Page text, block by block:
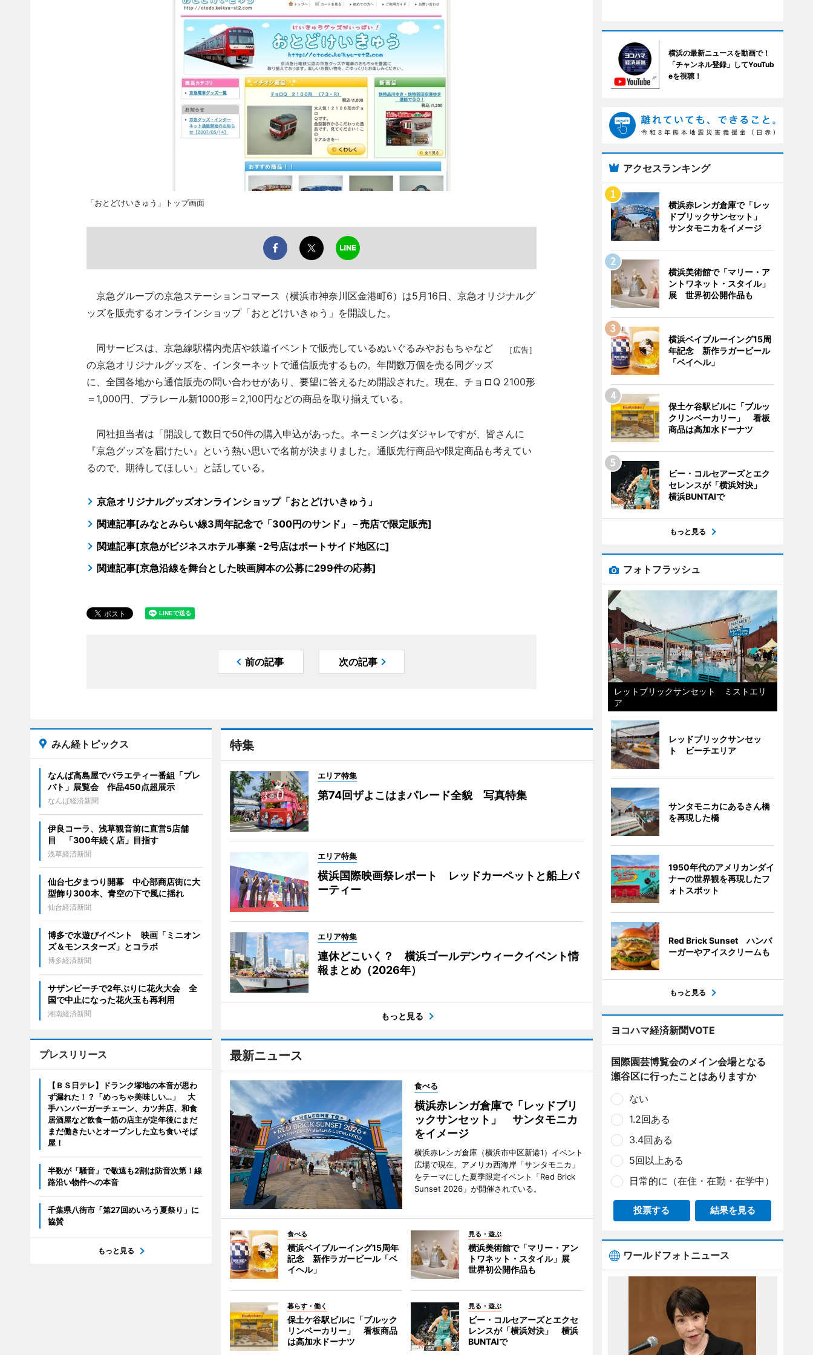
「おとどけいきゅう」トップ画面
京急グループの京急ステーションコマース（横浜市神奈川区金港町6）は5月16日、京急オリジナルグ
ッズを販売するオンラインショップ「おとどけいきゅう」を開設した。
［広告］
同サービスは、京急線駅構内売店や鉄道イベントで販売しているぬいぐるみやおもちゃなど
の京急オリジナルグッズを、インターネットで通信販売するもの。年間数万個を売る同グッズ
に、全国各地から通信販売の問い合わせがあり、要望に答えるため開設された。現在、チョロQ 2100形
＝1,000円、プラレール新1000形＝2,100円などの商品を取り揃えている。
同社担当者は「開設して数日で50件の購入申込があった。ネーミングはダジャレですが、皆さんに
『京急グッズを届けたい』という熱い思いで名前が決まりました。通販先行商品や限定商品も考えてい
るので、期待してほしい」と話している。
京急オリジナルグッズオンラインショップ「おとどけいきゅう」
関連記事[みなとみらい線3周年記念で「300円のサンド」－売店で限定販売]
関連記事[京急がビジネスホテル事業 -2号店はポートサイド地区に]
関連記事[京急沿線を舞台とした映画脚本の公募に299件の応募]
前の記事 次の記事
特集
エリア特集
第74回ザよこはまパレード全貌 写真特集
エリア特集
横浜国際映画祭レポート レッドカーペットと船上パ
ーティー
エリア特集
連休どこいく？ 横浜ゴールデンウィークイベント情
報まとめ（2026年）
もっと見る
最新ニュース
食べる
横浜赤レンガ倉庫で「レッドブリ
ックサンセット」 サンタモニカ
をイメージ
横浜赤レンガ倉庫（横浜市中区新港1）イベント
広場で現在、アメリカ西海岸「サンタモニカ」
をテーマにした夏季限定イベント「Red Brick
Sunset 2026」が開催されている。
食べる
横浜ベイブルーイング15周年
記念 新作ラガービール「ベ
イヘル」
見る・遊ぶ
横浜美術館で「マリー・アン
トワネット・スタイル」展
世界初公開作品も
暮らす・働く
保土ケ谷駅ビルに「ブルック
リンベーカリー」 看板商品
は高加水ドーナツ
見る・遊ぶ
ビー・コルセアーズとエクセ
レンスが「横浜対決」 横浜
BUNTAIで
みん経トピックス
なんば高島屋でバラエティー番組「プレ
バト」展覧会 作品450点超展示
なんば経済新聞
伊良コーラ、浅草観音前に直営5店舗
目 「300年続く店」目指す
浅草経済新聞
仙台七夕まつり開幕 中心部商店街に大
型飾り300本、青空の下で風に揺れ
仙台経済新聞
博多で水遊びイベント 映画「ミニオン
ズ＆モンスターズ」とコラボ
博多経済新聞
サザンビーチで2年ぶりに花火大会 全
国で中止になった花火玉も再利用
湘南経済新聞
プレスリリース
【ＢＳ日テレ】ドランク塚地の本音が思わ
ず漏れた！？「めっちゃ美味しい…」 大
手ハンバーガーチェーン、カツ丼店、和食
居酒屋など飲食一筋の店主が定年後にまだ
まだ働きたいとオープンした立ち食いそば
屋！
半数が「騒音」で敬遠も2割は防音次第！線
路沿い物件への本音
千葉県八街市「第27回めいろう夏祭り」に
協賛
もっと見る
横浜の最新ニュースを動画で！
「チャンネル登録」してYouTub
eを視聴！
アクセスランキング
横浜赤レンガ倉庫で「レッ
ドブリックサンセット」
サンタモニカをイメージ
横浜美術館で「マリー・ア
ントワネット・スタイル」
展 世界初公開作品も
横浜ベイブルーイング15周
年記念 新作ラガービール
「ベイヘル」
保土ケ谷駅ビルに「ブルッ
クリンベーカリー」 看板
商品は高加水ドーナツ
ビー・コルセアーズとエク
セレンスが「横浜対決」
横浜BUNTAIで
もっと見る
フォトフラッシュ
レットブリックサンセット ミストエリ
ア
レッドブリックサンセッ
ト ビーチエリア
サンタモニカにあるさん橋
を再現した橋
1950年代のアメリカンダイ
ナーの世界観を再現したフ
ォトスポット
Red Brick Sunset ハンバ
ーガーやアイスクリームも
もっと見る
ヨコハマ経済新聞VOTE
国際園芸博覧会のメイン会場となる
瀬谷区に行ったことはありますか
ない
1.2回ある
3.4回ある
5回以上ある
日常的に（在住・在勤・在学中）
投票する 結果を見る
ワールドフォトニュース